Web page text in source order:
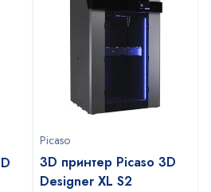
Picaso
3D принтер Picaso 3D
Designer XL S2